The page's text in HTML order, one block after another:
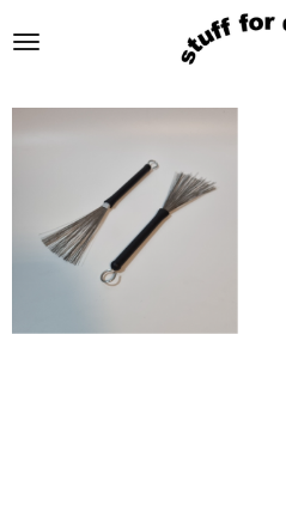
direct
de